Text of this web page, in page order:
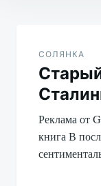
СОЛЯНКА
Реклама от
книга В